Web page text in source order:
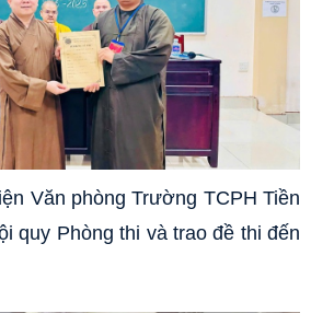
Văn phòng Trường TCPH Tiền
quy Phòng thi và trao đề thi đến